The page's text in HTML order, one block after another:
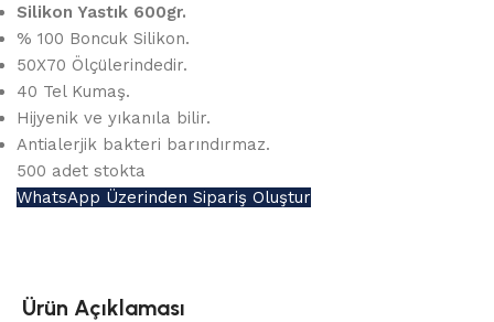
Silikon Yastık 600gr.
% 100 Boncuk Silikon.
50X70 Ölçülerindedir.
40 Tel Kumaş.
Hijyenik ve yıkanıla bilir.
Antialerjik bakteri barındırmaz.
500 adet stokta
WhatsApp Üzerinden Sipariş Oluştur
Ürün Açıklaması